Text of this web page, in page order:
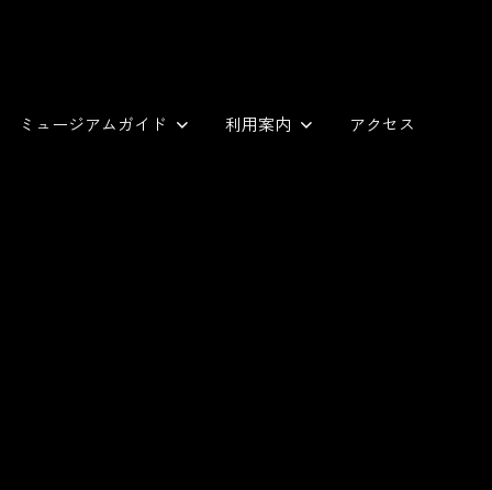
ミュージアムガイド 利用案内 アクセス